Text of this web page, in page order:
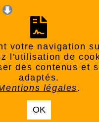
votre navigation
l'utilisation de
des contenus et
adaptés.
légales.
OK